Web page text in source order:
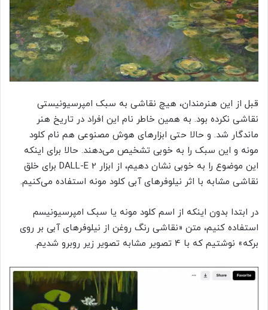
قبل از این هنرمندان، هیچ نقاشی به سبک امپرسیونیستی
نقاشی نکرده بود. به همین خاطر نام این افراد در تاریخ هنر
ماندگار شد. و حالا حتی ابزارهای هوش مصنوعی هم نام کلود
مونه و این سبک را به خوبی تشخیص می‌دهند. حالا برای اینکه
این موضوع را به خوبی نشان دهیم، از ابزار DALL-E 2 برای خلق
نقاشی مشابه با اثر نیلوفرهای آبی کلود مونه استفاده می‌کنیم.
در ابتدا بدون اینکه از اسم کلود مونه یا سبک امپرسیونیسم
استفاده ‌کنیم، متن «نقاشی رنگ روغن از نیلوفرهای آبی بر روی
برکه» نوشتیم که با ۴ تصویر مشابه تصویر زیر روبرو شدیم.